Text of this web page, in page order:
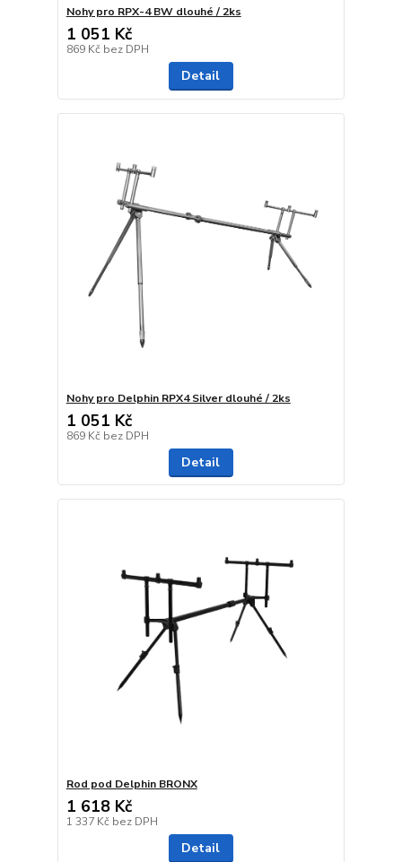
Nohy pro RPX-4 BW dlouhé / 2ks
1 051 Kč
869 Kč bez DPH
Detail
Nohy pro Delphin RPX4 Silver dlouhé / 2ks
1 051 Kč
869 Kč bez DPH
Detail
Rod pod Delphin BRONX
1 618 Kč
1 337 Kč bez DPH
Detail